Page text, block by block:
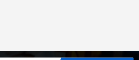
inverse), tandis que les sels
les bactéries et autres impuretés